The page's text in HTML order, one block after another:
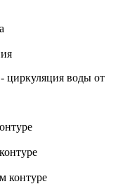
циркуляция воды от
контуре